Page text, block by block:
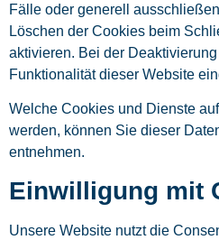
Fälle oder generell
Löschen der Cookies beim
aktivieren. Bei der
Funktionalität dieser Website
Welche Cookies und Dienste
werden, können Sie dieser
entnehmen.
Einwilligung mit
Unsere Website nutzt die